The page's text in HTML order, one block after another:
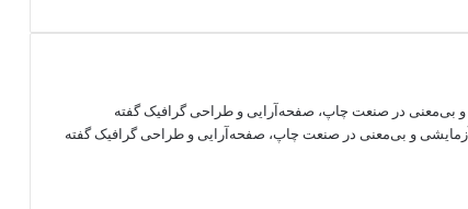
و بی‌معنی در صنعت چاپ، صفحه‌آرایی و طراحی گرافیک گفته
و بی‌معنی در صنعت چاپ، صفحه‌آرایی و طراحی گرافیک گفته